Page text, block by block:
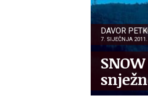
DAVOR
7. SIJEČNJA 2011.